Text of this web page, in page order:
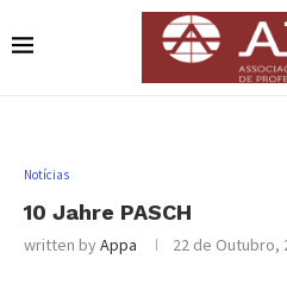
Notícias
10 Jahre PASCH
written byAppa 22 de Outubro,